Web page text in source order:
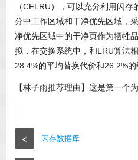
（CFLRU），可以充分利用闪
分中工作区域和干净优先区域，
净优先区域中的干净页作为牺牲
拟，在交换系统中，和LRU算法
28.4%的平均替换代价和26.2%的
【林子雨推荐理由】这是第一个
< 闪存数据库